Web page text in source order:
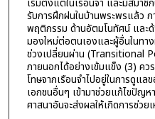
รับการฝึกฝนในบ้านพระพรแล้ว
พฤติกรรม ด้านอัตมโนทัศน์ แล
มองใหม่ต่อตนเองและผู้อื่นในทา
ช่วงเปลี่ยนผ่าน (Transitional
ภายนอกได้อย่างเข้มแข็ง (3) ค
โทษจากเรือนจำไปอยู่ในการดูแ
เอกชนอื่นๆ เข้ามาช่วยแก้ไขปัญ
ศาสนาอันจะส่งผลให้เกิดการช่ว